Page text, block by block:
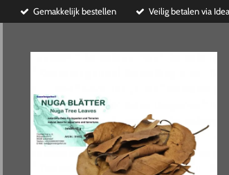
Gemakkelijk bestellen Veilig betalen via